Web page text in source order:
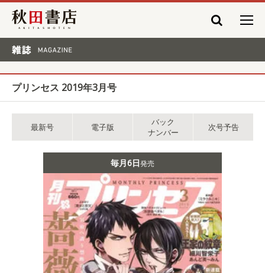
秋田書店
プリンセス 2019年3月号
最新号 電子版
バック
ナンバー
次号予告
毎月6日発売